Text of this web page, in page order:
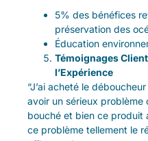
5% des bénéfices
préservation des
Éducation
Témoignages
l’Expérience
“J’ai acheté le
avoir un sérieux problème
bouché et bien ce produit
ce problème tellement le